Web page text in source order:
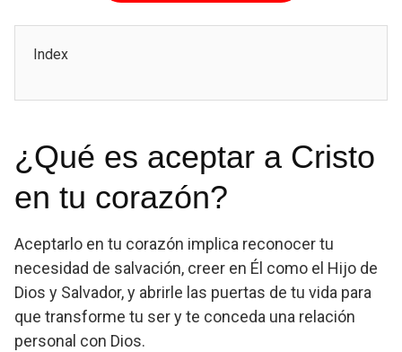
Index
¿Qué es aceptar a Cristo
en tu corazón?
Aceptarlo en tu corazón implica reconocer tu
necesidad de salvación, creer en Él como el Hijo de
Dios y Salvador, y abrirle las puertas de tu vida para
que transforme tu ser y te conceda una relación
personal con Dios.